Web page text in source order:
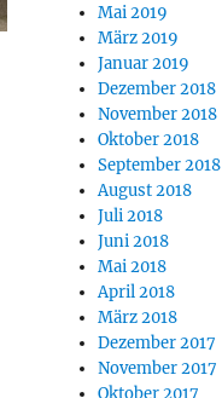
Mai 2019
März 2019
Januar 2019
Dezember 2018
November 2018
Oktober 2018
September 2018
August 2018
Juli 2018
Juni 2018
Mai 2018
April 2018
März 2018
Dezember 2017
November 2017